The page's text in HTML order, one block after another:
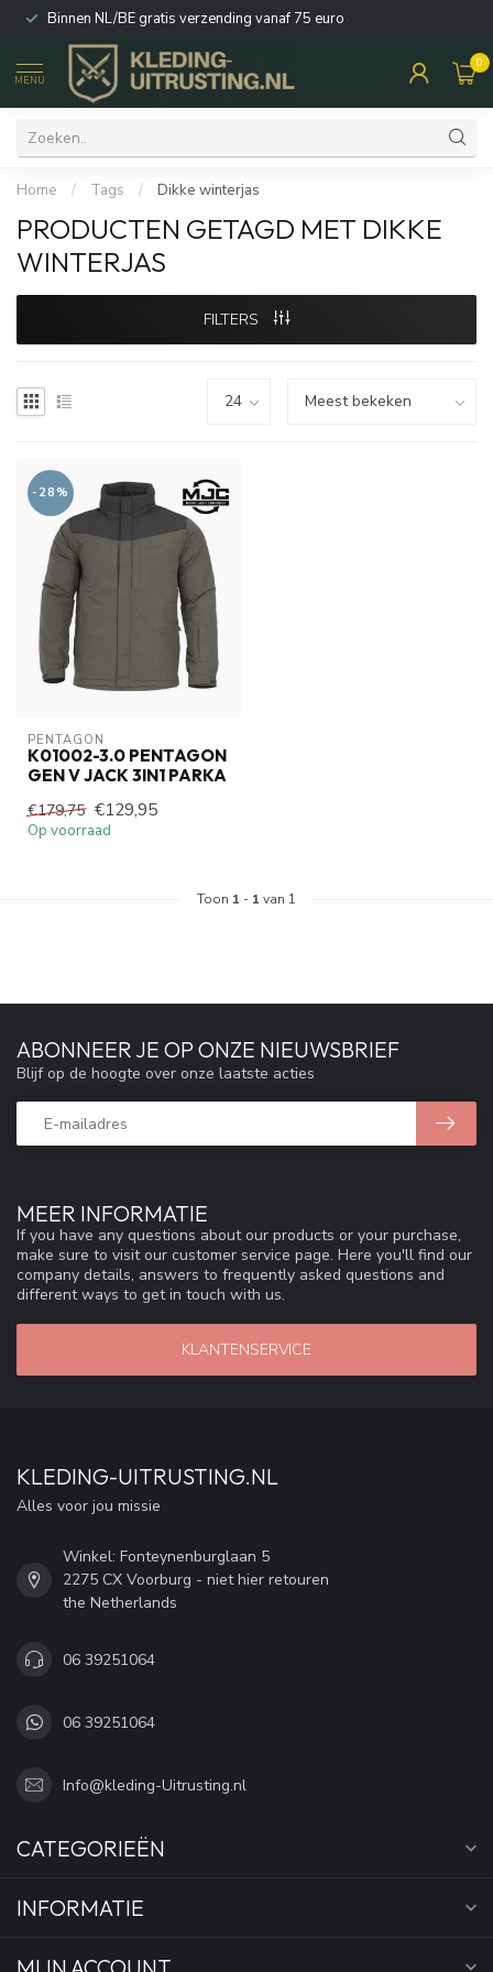
Binnen NL/BE gratis verzending vanaf 75 euro
MENU
0
Home / Tags / Dikke winterjas
PRODUCTEN GETAGD MET DIKKE
WINTERJAS
FILTERS
-28%
PENTAGON
K01002-3.0 PENTAGON
GEN V JACK 3IN1 PARKA
€179,75 €129,95
Op voorraad
Toon 1 - 1 van 1
MEER INFORMATIE
If you have any questions about our products or your purchase,
make sure to visit our customer service page. Here you'll find our
company details, answers to frequently asked questions and
different ways to get in touch with us.
KLANTENSERVICE
ABONNEER JE OP ONZE NIEUWSBRIEF
Blijf op de hoogte over onze laatste acties
KLEDING-UITRUSTING.NL
Alles voor jou missie
Winkel: Fonteynenburglaan 5
2275 CX Voorburg - niet hier retouren
the Netherlands
06 39251064
06 39251064
Info@kleding-Uitrusting.nl
CATEGORIEËN
INFORMATIE